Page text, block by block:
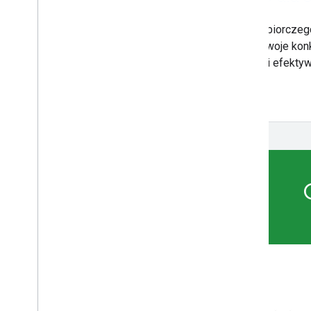
Narzędzia Display & Video 360 do zarządzania
złożoności i zestawu funkcji. Biorąc pod uwagę Twoje
zasoby, możesz znaleźć te, które mogą pomóc Ci